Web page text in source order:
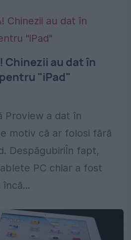
Chinezii au dat în
"iPad"
Proview a dat în
motiv că ar folosi fără
DespăgubiriÎn fapt,
PC chiar a fost